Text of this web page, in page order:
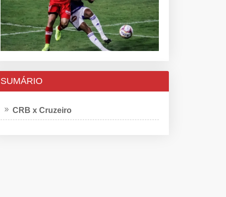
SUMÁRIO
CRB x Cruzeiro